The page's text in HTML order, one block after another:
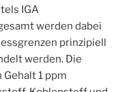
IGA
werden dabei
prinzipiell
werden. Die
1 ppm